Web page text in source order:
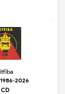
2026
CD